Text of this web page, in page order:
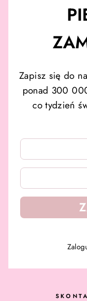
Zapisz się do
ponad 300
co tydzień